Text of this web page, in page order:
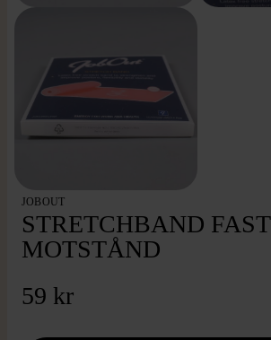
JOBOUT
STRETCHBAND FAST
MOTSTÅND
59 kr